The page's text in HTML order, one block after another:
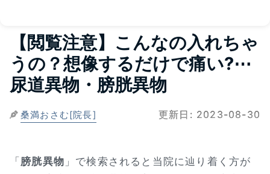
【閲覧注意】こんなの入れちゃ
うの？想像するだけで痛い?⋯
尿道異物・膀胱異物
桑満おさむ[院長] 更新日: 2023-08-30
「 膀胱異物 」で検索されると当院に辿り着く方が